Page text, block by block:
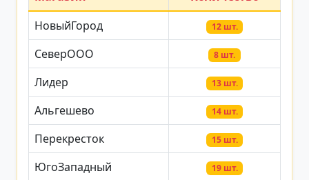
НовыйГород
12 шт.
СеверООО 8 шт.
Лидер 13 шт.
Альгешево 14 шт.
Перекресток 15 шт.
ЮгоЗападный 19 шт.